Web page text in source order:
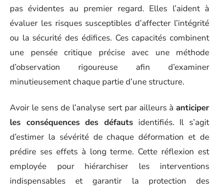
pas évidentes au premier regard. Elles l’aident à
évaluer les risques susceptibles d’affecter l’intégrité
ou la sécurité des édifices. Ces capacités combinent
une pensée critique précise avec une méthode
d’observation rigoureuse afin d’examiner
minutieusement chaque partie d’une structure.
Avoir le sens de l’analyse sert par ailleurs à anticiper
les conséquences des défauts identifiés. Il s’agit
d’estimer la sévérité de chaque déformation et de
prédire ses effets à long terme. Cette réflexion est
employée pour hiérarchiser les interventions
indispensables et garantir la protection des